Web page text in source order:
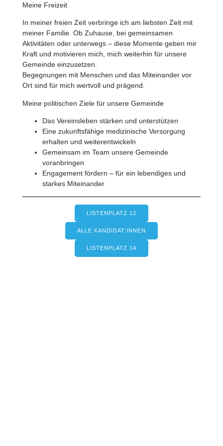
Meine Freizeit
In meiner freien Zeit verbringe ich am liebsten Zeit mit
meiner Familie. Ob Zuhause, bei gemeinsamen
Aktivitäten oder unterwegs – diese Momente geben mir
Kraft und motivieren mich, mich weiterhin für unsere
Gemeinde einzusetzen.
Begegnungen mit Menschen und das Miteinander vor
Ort sind für mich wertvoll und prägend.
Meine politischen Ziele für unsere Gemeinde
Das Vereinsleben stärken und unterstützen
Eine zukunftsfähige medizinische Versorgung
erhalten und weiterentwickeln
Gemeinsam im Team unsere Gemeinde
voranbringen
Engagement fördern – für ein lebendiges und
starkes Miteinander
LISTENPLATZ 12
ALLE KANDIDAT:INNEN
LISTENPLATZ 14